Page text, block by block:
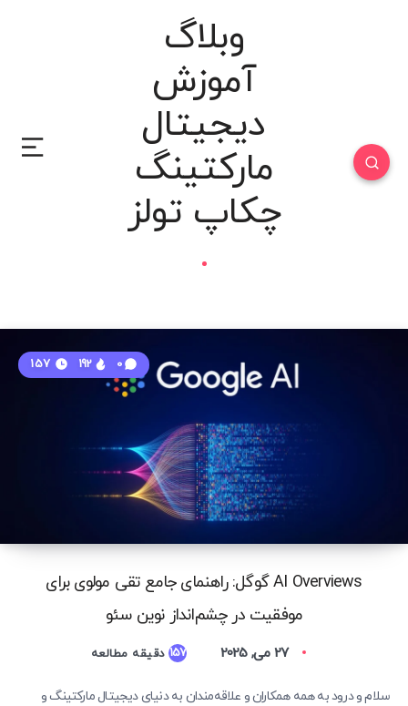
وبلاگ
آموزش
دیجیتال
مارکتینگ
چکاپ تولز
AI Overviews گوگل: راهنمای جامع تقی مولوی برای
موفقیت در چشم‌انداز نوین سئو
0
192
27 می, 2025 157دقیقه مطالعه
سلام و درود به همه همکاران و علاقه‌مندان به دنیای دیجیتال مارکتینگ و